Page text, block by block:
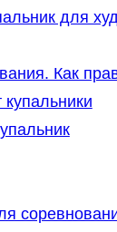
для
Как